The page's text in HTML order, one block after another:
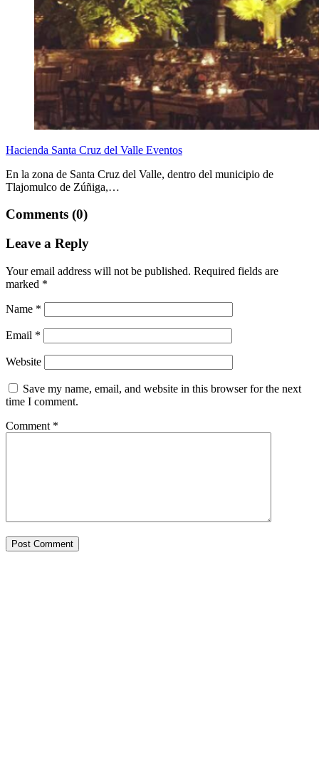
Hacienda Santa Cruz del Valle Eventos
En la zona de Santa Cruz del Valle, dentro del municipio de
Tlajomulco de Zúñiga,…
Comments (0)
Leave a Reply
Your email address will not be published. Required fields are
marked *
Name *
Email *
Website
Save my name, email, and website in this browser for the next
time I comment.
Comment *